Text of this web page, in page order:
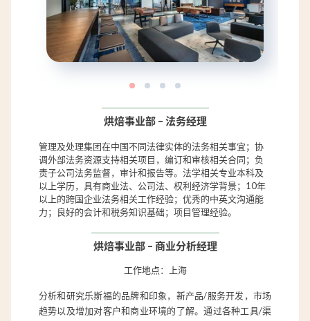
烘焙事业部 – 法务经理
管理及处理集团在中国不同法律实体的法务相关事宜；协
调外部法务资源支持相关项目，编订和审核相关合同；负
责子公司法务监督，审计和报告等。法学相关专业本科及
以上学历，具有商业法、公司法、权利经济学背景；10年
以上的跨国企业法务相关工作经验；优秀的中英文沟通能
力；良好的会计和税务知识基础；项目管理经验。
烘焙事业部 – 商业分析经理
工作地点：上海
分析和研究乐斯福的品牌和印象，新产品/服务开发，市场
趋势以及增加对客户和商业环境的了解。通过各种工具/渠